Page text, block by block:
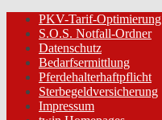
PKV-Tarif-Optimierung
S.O.S. Notfall-Ordner
Datenschutz
Bedarfsermittlung
Pferdehalterhaftpflicht
Sterbegeldversicherung
Impressum